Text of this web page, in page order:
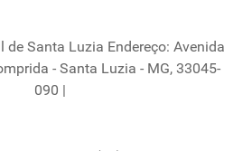
Santa Luzia Endereço: Avenida
- Santa Luzia - MG, 33045-
090 |